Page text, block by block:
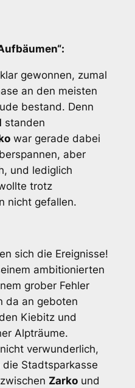
gewonnen, zumal
an den meisten
bestand. Denn
standen
war gerade dabei
aber
und lediglich
trotz
nicht gefallen.
sich die Ereignisse!
ambitionierten
grober Fehler
da an geboten
Kiebitz und
Alpträume.
verwunderlich,
Stadtsparkasse
Zarkound